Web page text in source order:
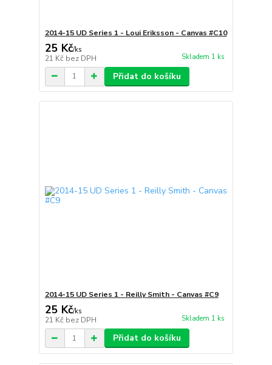
2014-15 UD Series 1 - Loui Eriksson - Canvas #C10
25 Kč/ks
21 Kč bez DPH Skladem 1 ks
Přidat do košíku
2014-15 UD Series 1 - Reilly Smith - Canvas #C9
25 Kč/ks
21 Kč bez DPH Skladem 1 ks
Přidat do košíku